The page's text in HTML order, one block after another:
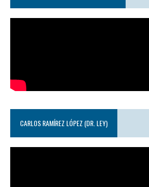
CARLOS RAMÍREZ LÓPEZ (DR. LEY)